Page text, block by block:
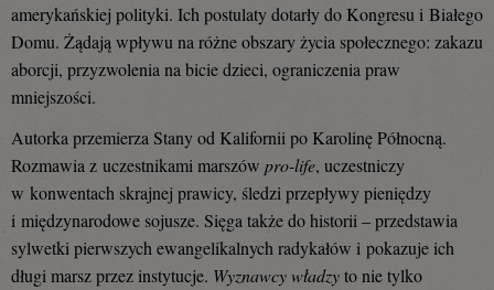
amerykańskiej polityki. Ich postulaty dotarły do Kongresu i Białego
Domu. Żądają wpływu na różne obszary życia społecznego: zakazu
aborcji, przyzwolenia na bicie dzieci, ograniczenia praw
mniejszości.
Autorka przemierza Stany od Kalifornii po Karolinę Północną.
Rozmawia z uczestnikami marszów pro-life, uczestniczy
w konwentach skrajnej prawicy, śledzi przepływy pieniędzy
i międzynarodowe sojusze. Sięga także do historii – przedstawia
sylwetki pierwszych ewangelikalnych radykałów i pokazuje ich
długi marsz przez instytucje. Wyznawcy władzyto nie tylko